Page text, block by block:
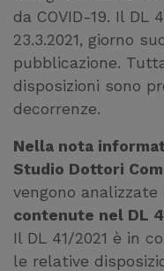
da COVID-19. Il DL
23.3.2021, giorno
pubblicazione.
disposizioni sono
decorrenze.
Nella nota
Studio Dottori
vengono analizzate
contenute nel DL
Il DL 41/2021 è in
le relative